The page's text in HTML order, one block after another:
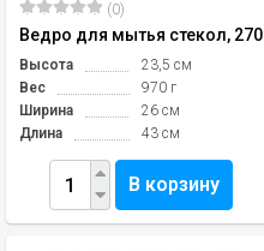
(0)
Ведро для мытья стекол, 270
Высота
23,5 см
Вес
970 г
Ширина
26 см
Длина
43 см
В корзину